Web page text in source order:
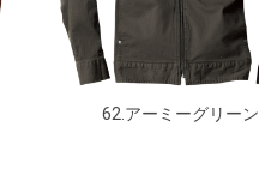
62.アーミーグリーン